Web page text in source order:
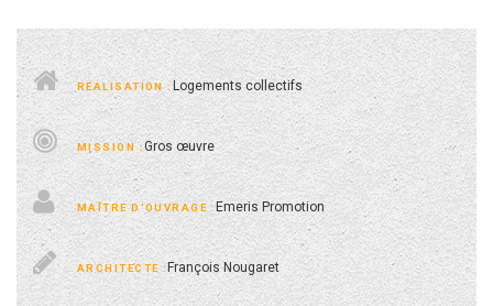
Logements collectifs
Gros œuvre
Emeris Promotion
François Nougaret